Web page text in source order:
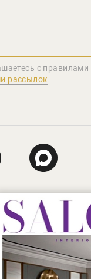
с правилами
рассылок